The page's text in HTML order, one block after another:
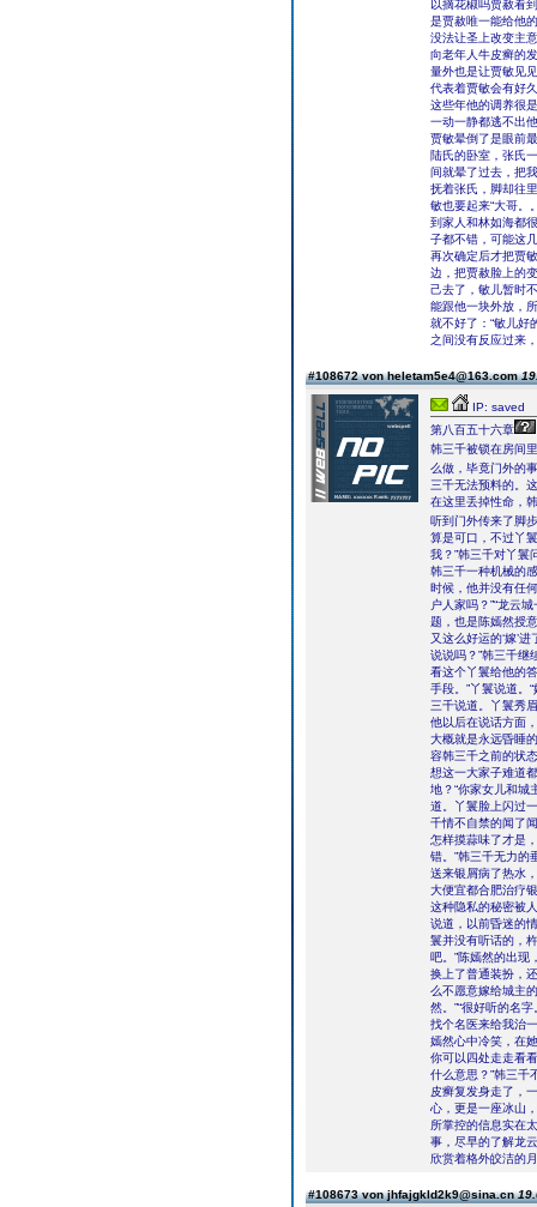
以摘花椒吗贾赦看
是贾赦唯一能给他
没法让圣上改变主
向老年人牛皮癣的
量外也是让贾敏见
代表着贾敏会有好
这些年他的调养很
一动一静都逃不出
贾敏晕倒了是眼前
陆氏的卧室，张氏
间就晕了过去，把
抚着张氏，脚却往
敏也要起来“大哥。
到家人和林如海都
子都不错，可能这
再次确定后才把贾
边，把贾赦脸上的
己去了，敏儿暂时
能跟他一块外放，
就不好了：“敏儿好
之间没有反应过来
#108672 von heletam5e4@163.com
IP: saved
第八百五十六章
韩三千被锁在房间
么做，毕竟门外的
三千无法预料的。
在这里丢掉性命，
听到门外传来了脚
算是可口，不过丫
我？”韩三千对丫鬟
韩三千一种机械的
时候，他并没有任
户人家吗？”“龙云
题，也是陈嫣然授
又这么好运的‘嫁’
说说吗？”韩三千继
看这个丫鬟给他的
手段。”丫鬟说道。
三千说道。丫鬟秀
他以后在说话方面
大概就是永远昏睡
容韩三千之前的状
想这一大家子难道
地？“你家女儿和城
道。丫鬟脸上闪过
千情不自禁的闻了
怎样摸蒜味了才是
错。”韩三千无力的
送来银屑病了热水
大便宜都合肥治疗
这种隐私的秘密被
说道，以前昏迷的
鬟并没有听话的，
吧。”陈嫣然的出现
换上了普通装扮，
么不愿意嫁给城主
然。”“很好听的名
找个名医来给我治
嫣然心中冷笑，在
你可以四处走走看
什么意思？”韩三千
皮癣复发身走了，
心，更是一座冰山
所掌控的信息实在
事，尽早的了解龙
欣赏着格外皎洁的
#108673 von jhfajgkld2k9@sina.cn